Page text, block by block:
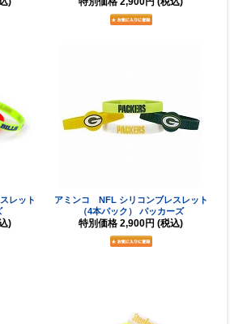
レット
)
アミンコ NFL シリコンブレスレット
（4本パック） パッカーズ
特別価格 2,900円 (税込)